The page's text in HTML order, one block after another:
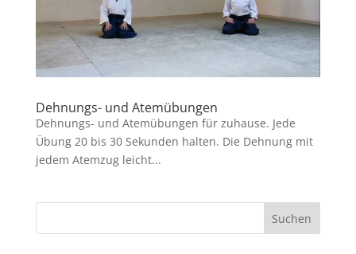
Dehnungs- und Atemübungen
Dehnungs- und Atemübungen für zuhause. Jede
Übung 20 bis 30 Sekunden halten. Die Dehnung mit
jedem Atemzug leicht...